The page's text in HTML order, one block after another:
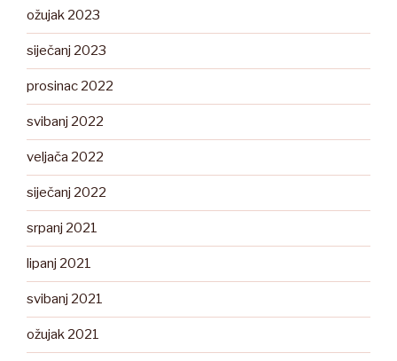
ožujak 2023
siječanj 2023
prosinac 2022
svibanj 2022
veljača 2022
siječanj 2022
srpanj 2021
lipanj 2021
svibanj 2021
ožujak 2021